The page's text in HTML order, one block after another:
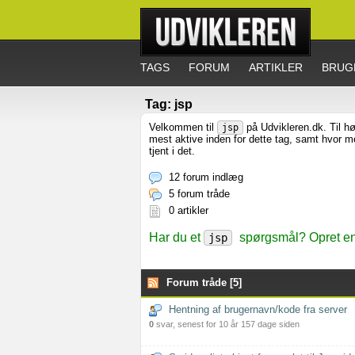
TAGS FORUM ARTIKLER
Tag: jsp
Velkommen til jsp
på Udvikleren.dk. Til
mest aktive inden for dette tag, samt hvor
tjent i det.
12 forum indlæg
5 forum tråde
0 artikler
Har du et jsp spørgsmål? Opret
Forum tråde [5]
Hentning af brugernavn/kode fra server
0 svar, senest for 10 år 157 dage siden